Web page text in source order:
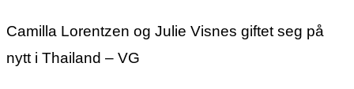
Camilla Lorentzen og Julie Visnes giftet seg på
nytt i Thailand – VG